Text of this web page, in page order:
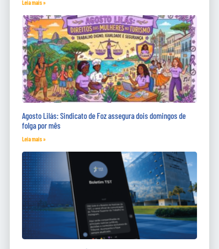
Leia mais »
Agosto Lilás: Sindicato de Foz assegura dois domingos de
folga por mês
Leia mais »